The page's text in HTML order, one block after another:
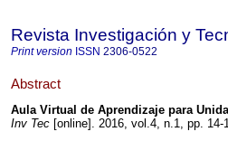
Revista Investigación y
Print version ISSN 2306-0522
Abstract
Aula Virtual de Aprendizaje para
Inv Tec [online]. 2016, vol.4, n.1, pp. 14-